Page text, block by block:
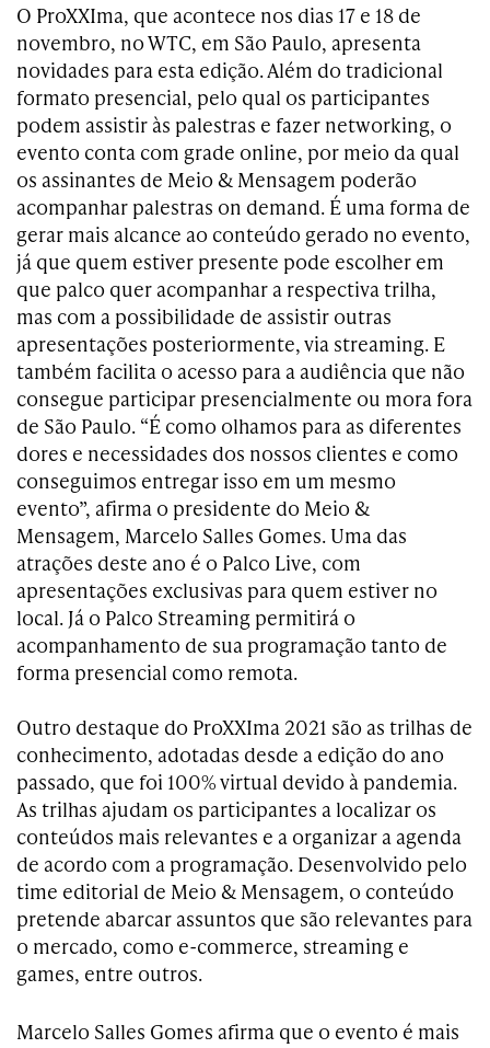
O ProXXIma, que acontece nos dias 17 e 18 de
novembro, no WTC, em São Paulo, apresenta
novidades para esta edição. Além do tradicional
formato presencial, pelo qual os participantes
podem assistir às palestras e fazer networking, o
evento conta com grade online, por meio da qual
os assinantes de Meio & Mensagem poderão
acompanhar palestras on demand. É uma forma de
gerar mais alcance ao conteúdo gerado no evento,
já que quem estiver presente pode escolher em
que palco quer acompanhar a respectiva trilha,
mas com a possibilidade de assistir outras
apresentações posteriormente, via streaming. E
também facilita o acesso para a audiência que não
consegue participar presencialmente ou mora fora
de São Paulo. “É como olhamos para as diferentes
dores e necessidades dos nossos clientes e como
conseguimos entregar isso em um mesmo
evento”, afirma o presidente do Meio &
Mensagem, Marcelo Salles Gomes. Uma das
atrações deste ano é o Palco Live, com
apresentações exclusivas para quem estiver no
local. Já o Palco Streaming permitirá o
acompanhamento de sua programação tanto de
forma presencial como remota.
Outro destaque do ProXXIma 2021 são as trilhas de
conhecimento, adotadas desde a edição do ano
passado, que foi 100% virtual devido à pandemia.
As trilhas ajudam os participantes a localizar os
conteúdos mais relevantes e a organizar a agenda
de acordo com a programação. Desenvolvido pelo
time editorial de Meio & Mensagem, o conteúdo
pretende abarcar assuntos que são relevantes para
o mercado, como e-commerce, streaming e
games, entre outros.
Marcelo Salles Gomes afirma que o evento é mais